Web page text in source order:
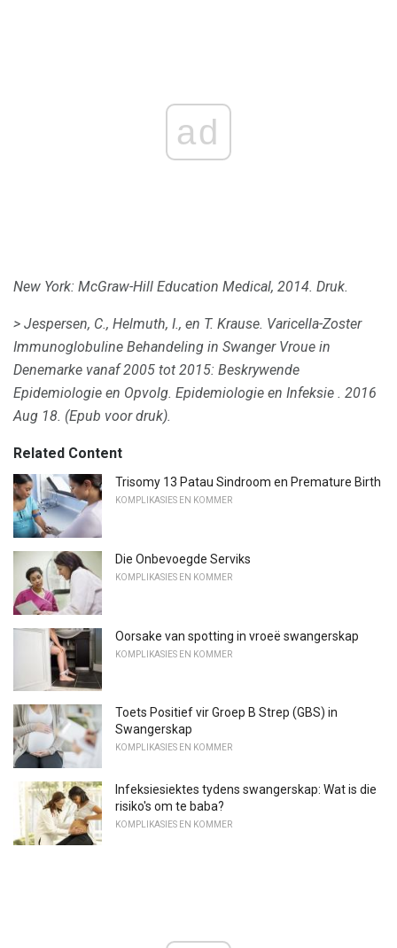
ad
New York: McGraw-Hill Education Medical, 2014. Druk.
> Jespersen, C., Helmuth, I., en T. Krause. Varicella-Zoster
Immunoglobuline Behandeling in Swanger Vroue in
Denemarke vanaf 2005 tot 2015: Beskrywende
Epidemiologie en Opvolg. Epidemiologie en Infeksie . 2016
Aug 18. (Epub voor druk).
Related Content
Trisomy 13 Patau Sindroom en Premature Birth
KOMPLIKASIES EN KOMMER
Die Onbevoegde Serviks
KOMPLIKASIES EN KOMMER
Oorsake van spotting in vroeë swangerskap
KOMPLIKASIES EN KOMMER
Toets Positief vir Groep B Strep (GBS) in
Swangerskap
KOMPLIKASIES EN KOMMER
Infeksiesiektes tydens swangerskap: Wat is die
risiko's om te baba?
KOMPLIKASIES EN KOMMER